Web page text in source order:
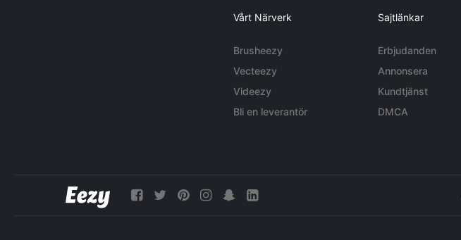
Vårt Närverk
Brusheezy
Vecteezy
Videezy
Bli en leverantör
Sajtlänkar
Erbjudanden
Annonsera
Kundtjänst
DMCA